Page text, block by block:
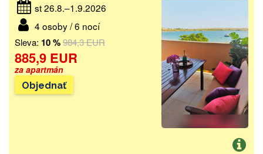
st 26.8.–1.9.2026
4 osoby / 6 nocí
Sleva: 10 %984,3 EUR
885,9 EUR
za apartmán
Objednať